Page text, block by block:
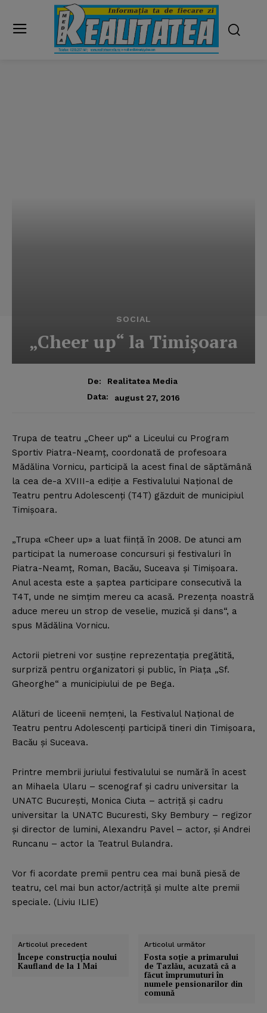
SOCIAL
„Cheer up“ la Timişoara
De:
Realitatea Media
Data:
august 27, 2016
Trupa de teatru „Cheer up“ a Liceului cu Program
Sportiv Piatra-Neamţ, coordonată de profesoara
Mădălina Vornicu, participă la acest final de săptămână
la cea de-a XVIII-a ediţie a Festivalului Naţional de
Teatru pentru Adolescenţi (T4T) găzduit de municipiul
Timişoara.
„Trupa «Cheer up» a luat fiinţă în 2008. De atunci am
participat la numeroase concursuri şi festivaluri în
Piatra-Neamţ, Roman, Bacău, Suceava şi Timişoara.
Anul acesta este a şaptea participare consecutivă la
T4T, unde ne simţim mereu ca acasă. Prezenţa noastră
aduce mereu un strop de veselie, muzică şi dans“, a
spus Mădălina Vornicu.
Actorii pietreni vor susţine reprezentaţia pregătită,
surpriză pentru organizatori şi public, în Piaţa „Sf.
Gheorghe“ a municipiului de pe Bega.
Alături de liceenii nemţeni, la Festivalul Naţional de
Teatru pentru Adolescenţi participă tineri din Timişoara,
Bacău şi Suceava.
Printre membrii juriului festivalului se numără în acest
an Mihaela Ularu – scenograf şi cadru universitar la
UNATC Bucureşti, Monica Ciuta – actriţă şi cadru
universitar la UNATC Bucuresti, Sky Bembury – regizor
şi director de lumini, Alexandru Pavel – actor, şi Andrei
Runcanu – actor la Teatrul Bulandra.
Vor fi acordate premii pentru cea mai bună piesă de
teatru, cel mai bun actor/actriţă şi multe alte premii
speciale. (Liviu ILIE)
Articolul precedent
Începe construcţia noului
Kaufland de la 1 Mai
Articolul următor
Fosta soţie a primarului
de Tazlău, acuzată că a
făcut împrumuturi în
numele pensionarilor din
comună